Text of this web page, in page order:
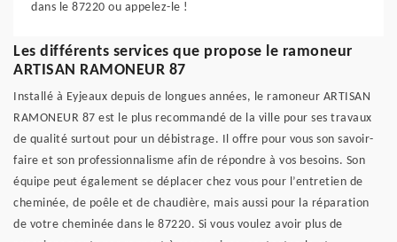
dans le 87220 ou appelez-le !
Les différents services que propose le ramoneur
ARTISAN RAMONEUR 87
Installé à Eyjeaux depuis de longues années, le ramoneur ARTISAN
RAMONEUR 87 est le plus recommandé de la ville pour ses travaux
de qualité surtout pour un débistrage. Il offre pour vous son savoir-
faire et son professionnalisme afin de répondre à vos besoins. Son
équipe peut également se déplacer chez vous pour l’entretien de
cheminée, de poêle et de chaudière, mais aussi pour la réparation
de votre cheminée dans le 87220. Si vous voulez avoir plus de